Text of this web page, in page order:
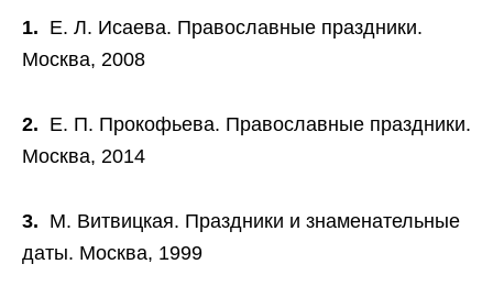
1. Е. Л. Исаева. Православные праздники.
Москва, 2008
2. Е. П. Прокофьева. Православные праздники.
Москва, 2014
3. М. Витвицкая. Праздники и знаменательные
даты. Москва, 1999